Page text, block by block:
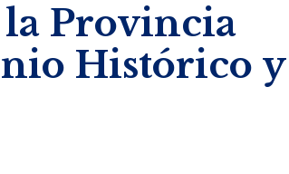
la Provincia
Histórico y